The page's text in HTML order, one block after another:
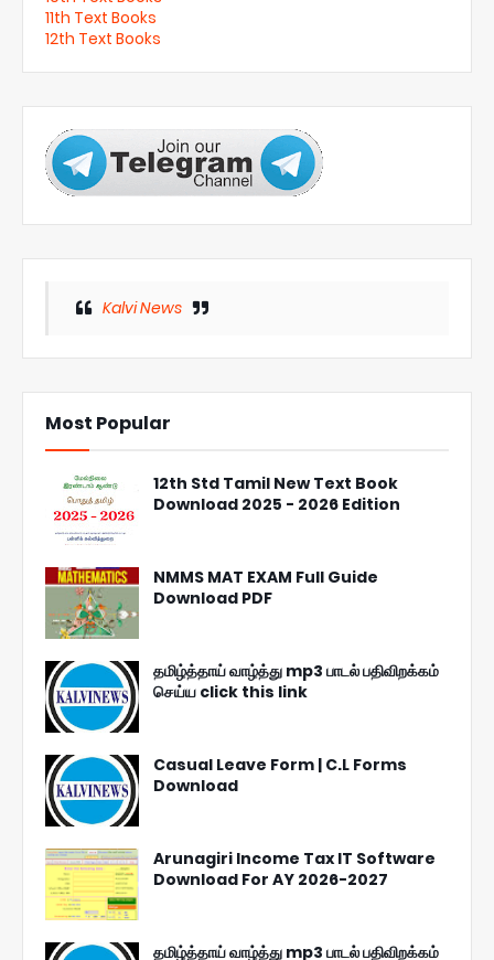
11th Text Books
12th Text Books
Kalvi News
Most Popular
12th Std Tamil New Text Book
Download 2025 - 2026 Edition
NMMS MAT EXAM Full Guide
Download PDF
தமிழ்த்தாய் வாழ்த்து mp3 பாடல் பதிவிறக்கம்
செய்ய click this link
Casual Leave Form | C.L Forms
Download
Arunagiri Income Tax IT Software
Download For AY 2026-2027
தமிழ்த்தாய் வாழ்த்து mp3 பாடல் பதிவிறக்கம்